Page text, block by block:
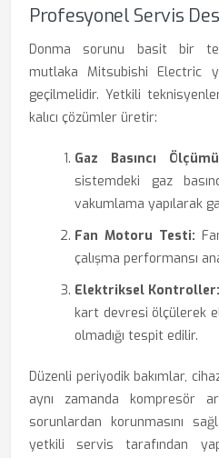
Profesyonel Servis
Donma sorunu basit bir
mutlaka Mitsubishi Electric
geçilmelidir. Yetkili
kalıcı çözümler üretir:
Gaz Basıncı
sistemdeki gaz
vakumlama yapılarak
Fan Motoru Testi:
çalışma performansı
Elektriksel Kontroller:
kart devresi ölçülerek
olmadığı tespit edilir.
Düzenli periyodik bakımlar,
aynı zamanda kompresör
sorunlardan korunmasını
yetkili servis tarafından